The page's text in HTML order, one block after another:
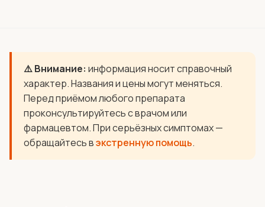
⚠️ Внимание: информация носит справочный
характер. Названия и цены могут меняться.
Перед приёмом любого препарата
проконсультируйтесь с врачом или
фармацевтом. При серьёзных симптомах —
обращайтесь вэкстренную помощь.